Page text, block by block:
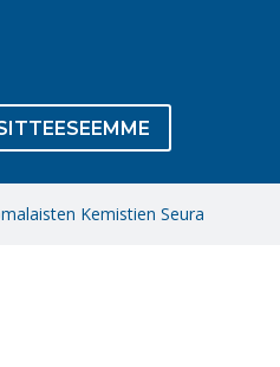
Kemistien Seura